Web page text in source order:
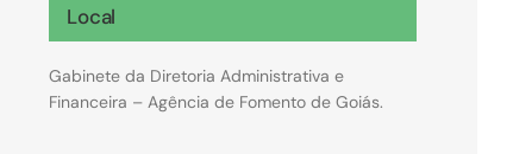
Local
Gabinete da Diretoria Administrativa e
Financeira – Agência de Fomento de Goiás.